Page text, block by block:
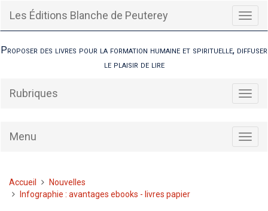
contenu
la
Les Éditions Blanche de Peuterey
Proposer des livres pour la formation humaine et spirituelle, diffuser
le plaisir de lire
la
Rubriques
la
Menu
Vous
êtes
Accueil
Nouvelles
Infographie : avantages ebooks - livres papier